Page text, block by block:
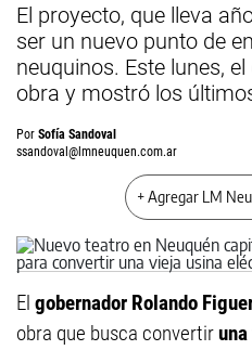
El proyecto, que lleva
ser un nuevo punto de
neuquinos. Este lunes,
obra y mostró los
Por Sofía Sandoval
ssandoval@lmneuquen.com.ar
+ Agregar LM
El gobernador Rolando
obra que busca convertir